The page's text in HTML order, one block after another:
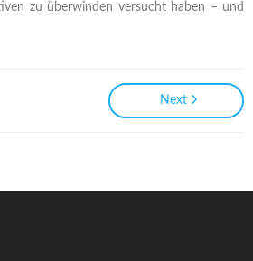
zu überwinden versucht haben – und
Next